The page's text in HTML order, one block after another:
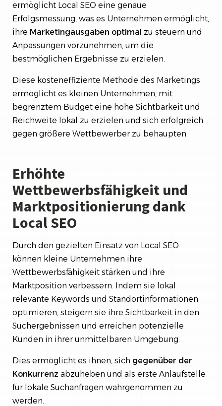
ermöglicht Local SEO eine genaue
Erfolgsmessung, was es Unternehmen ermöglicht,
ihre Marketingausgaben optimal zu steuern und
Anpassungen vorzunehmen, um die
bestmöglichen Ergebnisse zu erzielen.
Diese kosteneffiziente Methode des Marketings
ermöglicht es kleinen Unternehmen, mit
begrenztem Budget eine hohe Sichtbarkeit und
Reichweite lokal zu erzielen und sich erfolgreich
gegen größere Wettbewerber zu behaupten.
Erhöhte
Wettbewerbsfähigkeit und
Marktpositionierung dank
Local SEO
Durch den gezielten Einsatz von Local SEO
können kleine Unternehmen ihre
Wettbewerbsfähigkeit stärken und ihre
Marktposition verbessern. Indem sie lokal
relevante Keywords und Standortinformationen
optimieren, steigern sie ihre Sichtbarkeit in den
Suchergebnissen und erreichen potenzielle
Kunden in ihrer unmittelbaren Umgebung.
Dies ermöglicht es ihnen, sich gegenüber der
Konkurrenz abzuheben und als erste Anlaufstelle
für lokale Suchanfragen wahrgenommen zu
werden.